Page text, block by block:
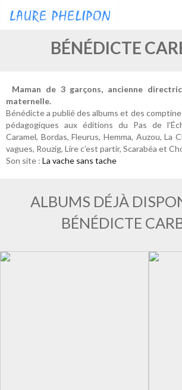
ALBUM
BÉNÉDICTE
Maman de 3 garçons, ancienne
maternelle.
Bénédicte a publié des albums et des
pédagogiques aux éditions du Pas de
Caramel, Bordas, Fleurus, Hemma, Auzou, La
vagues, Rouzig, Lire c’est partir, Scarabéa et
Son site : La vache sans tache
ALBUMS DÉJÀ
BÉNÉDICTE